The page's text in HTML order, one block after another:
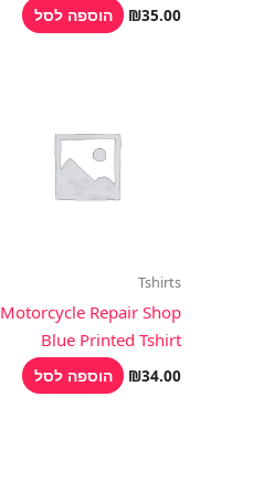
₪35.00 הוספה לסל
Tshirts
Motorcycle Repair Shop
Blue Printed Tshirt
₪34.00 הוספה לסל